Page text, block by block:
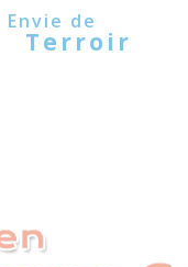
Terroir